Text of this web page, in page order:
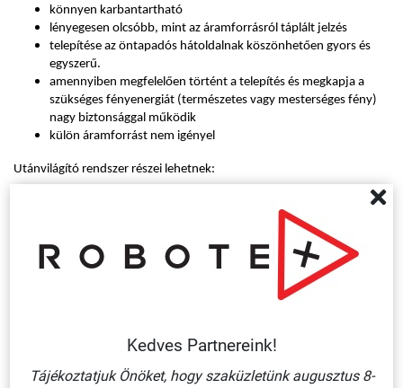
könnyen karbantartható
lényegesen olcsóbb, mint az áramforrásról táplált jelzés
telepítése az öntapadós hátoldalnak köszönhetően gyors és
egyszerű.
amennyiben megfelelően történt a telepítés és megkapja a
szükséges fényenergiát (természetes vagy mesterséges fény)
nagy biztonsággal működik
külön áramforrást nem igényel
Utánvilágító rendszer részei lehetnek:
padlón elhelyezendő jelzések, ahol szabványkövetelmény a
javítja a képjel láthatóságát.
A teljesség igénye nélkül széles választékban megtalálhatóak
Kedves Partnereink!
Tájékoztatjuk Önöket, hogy szaküzletünk augusztus 8-